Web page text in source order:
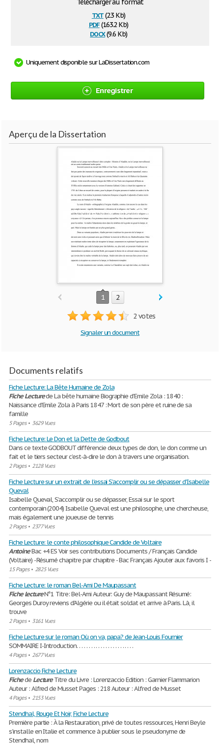
Télécharger au format
txt(2.3 Kb)
pdf(163.2 Kb)
docx(9.6 Kb)
Uniquement disponible sur LaDissertation.com
Enregistrer
Aperçu de la Dissertation
1 2
2 votes
Signaler un document
Documents relatifs
Fiche Lecture: La Bête Humaine de Zola
Fiche Lecturede La bête humaine Biographie d'Emile Zola : 1840 :
Naissance d'Emile Zola à Paris 1847 : Mort de son père et ruine de sa
famille
5 Pages• 3629 Vues
Fiche Lecture: Le Don et la Dette de Godbout
Dans ce texte GODBOUT différencie deux types de don, le don comme un
fait et le tiers secteur c’est-à-dire le don à travers une organisation.
2 Pages• 2128 Vues
Fiche Lecture sur un extrait de l'essai S’accomplir ou se dépasser d'Isabelle
Queval
Isabelle Queval, S’accomplir ou se dépasser, Essai sur le sport
contemporain (2004) Isabelle Queval est une philosophe, une chercheuse,
mais également une joueuse de tennis
2 Pages• 2377 Vues
Fiche Lecture: le conte philosophique Candide de Voltaire
AntoineBac +4 ES Voir ses contributions Documents / Français Candide
(Voltaire) - Résumé chapitre par chapitre - Bac Français Ajouter aux favoris I -
15 Pages• 2825 Vues
Fiche Lecture: le roman Bel-Ami De Maupassant
Fiche lectureN°1 Titre: Bel-Ami Auteur: Guy de Maupassant Résumé:
Georges Duroy reviens d'Algérie ou il était soldat et arrive à Paris. Là, il
trouve
2 Pages• 3161 Vues
Fiche Lecture sur le roman Où on va, papa? de Jean-Louis Fournier
SOMMAIRE I-Introduction. . . . . . . . . . . . . . . . . . . . . . . .
4 Pages• 2677 Vues
Lorenzaccio Fiche Lecture
Fichede LectureTitre du Livre : Lorenzaccio Edition : Garnier Flammarion
Auteur : Alfred de Musset Pages : 218 Auteur : Alfred de Musset
4 Pages• 2153 Vues
Stendhal, Rouge Et Noir, Fiche Lecture
Première partie : À la Restauration, privé de toutes ressources, Henri Beyle
s’installe en Italie et commence à publier sous le pseudonyme de
Stendhal, nom